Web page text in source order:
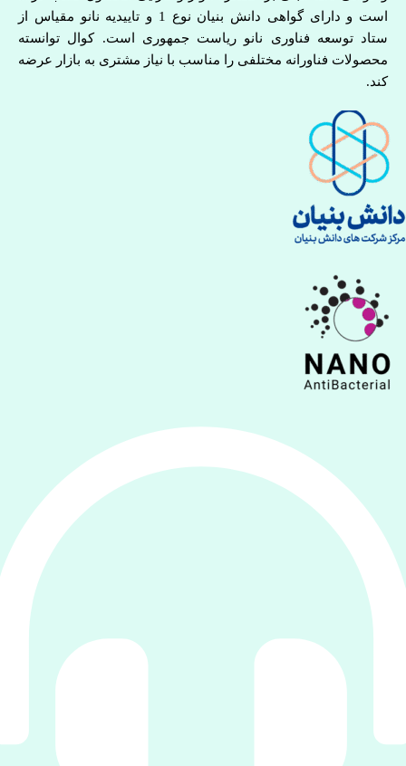
است و دارای گواهی دانش بنیان نوع 1 و تاییدیه نانو مقیاس از
ستاد توسعه فناوری نانو ریاست جمهوری است. کوال توانسته
محصولات فناورانه مختلفی را مناسب با نیاز مشتری به بازار عرضه
کند.